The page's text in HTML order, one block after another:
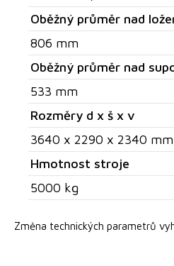
Oběžný průměr nad
806 mm
Oběžný průměr nad
533 mm
Rozměry d x š x v
3640 x 2290 x 2340 mm
Hmotnost stroje
5000 kg
Změna technických parametrů